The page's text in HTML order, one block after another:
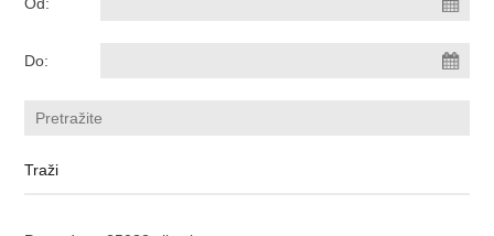
Do: